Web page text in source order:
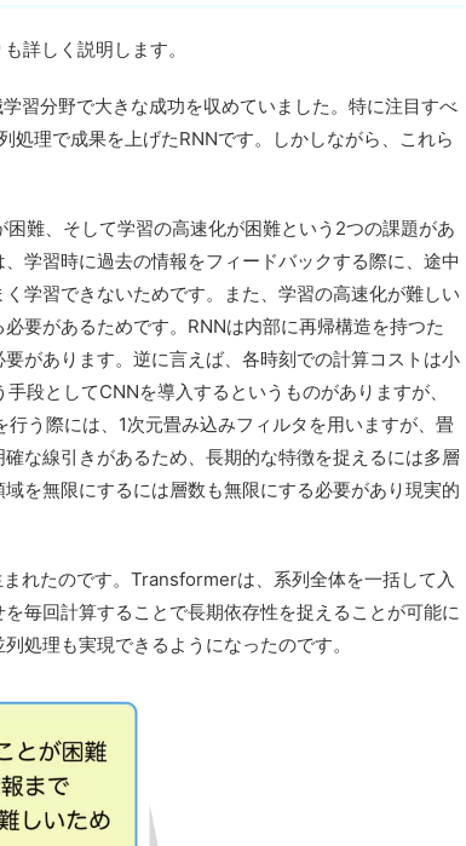
詳しく説明します。
習分野で大きな成功を収めていました。特に注目すべ
処理で成果を上げたRNNです。しかしながら、これら
難、そして学習の高速化が困難という2つの課題があ
学習時に過去の情報をフィードバックする際に、途中
学習できないためです。また、学習の高速化が難しい
要があるためです。RNNは内部に再帰構造を持つた
があります。逆に言えば、各時刻での計算コストは小
段としてCNNを導入するというものがありますが、
う際には、1次元畳み込みフィルタを用いますが、畳
な線引きがあるため、長期的な特徴を捉えるには多層
を無限にするには層数も無限にする必要があり現実的
れたのです。Transformerは、系列全体を一括して入
毎回計算することで長期依存性を捉えることが可能に
処理も実現できるようになったのです。